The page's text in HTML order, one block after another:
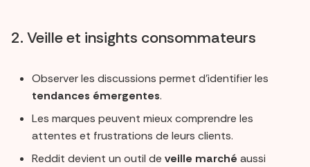
2. Veille et insights consommateurs
Observer les discussions permet d’identifier les
tendances émergentes.
Les marques peuvent mieux comprendre les
attentes et frustrations de leurs clients.
Reddit devient un outil de veille marché aussi